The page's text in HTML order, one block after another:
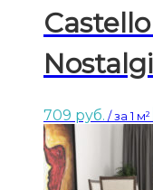
709 руб. / за 1 м²